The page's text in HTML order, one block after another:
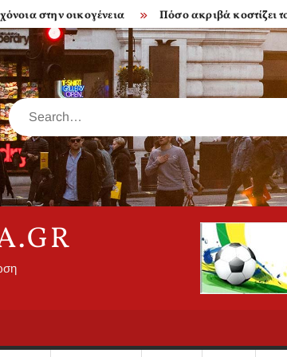
οικογένεια Πόσο ακριβά κοστίζει το νέο
Search